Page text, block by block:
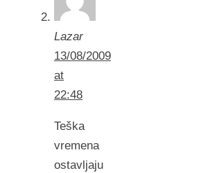
Lazar
13/08/2009
at
22:48
Teška
vremena
ostavljaju